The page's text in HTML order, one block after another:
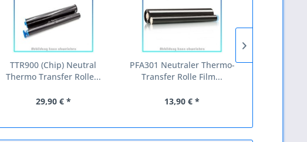
TTR900 (Chip) Neutral
Thermo Transfer Rolle...
29,90 € *
PFA301 Neutraler Thermo-
Transfer Rolle Film...
13,90 € *